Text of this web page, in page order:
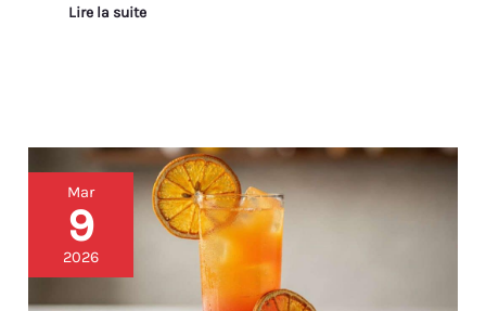
Lire la suite
Mar
9
2026
du
cocktail
Garibaldi